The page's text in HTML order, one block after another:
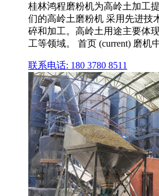
桂林鸿程磨粉机为高岭土加工
们的高岭土磨粉机 采用先进技
碎和加工。高岭土用途主要体
工等领域。 首页 (current) 磨机
联系电话: 180 3780 8511